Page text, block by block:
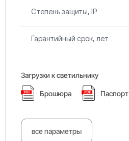
Степень защиты, IP
Гарантийный срок, лет
Загрузки к светильнику
Брошюра Паспорт
все параметры